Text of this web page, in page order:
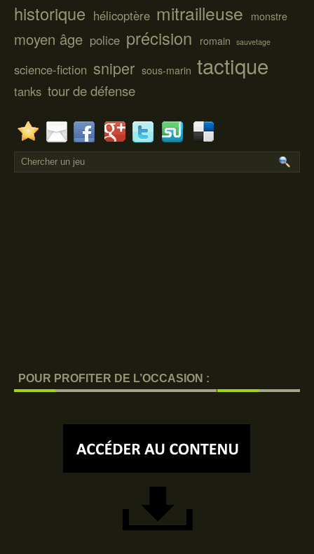
historique hélicoptère mitrailleuse monstre
moyen âge police précision romain sauvetage
science-fiction sniper sous-marin tactique
tanks tour de défense
POUR PROFITER DE L’OCCASION :